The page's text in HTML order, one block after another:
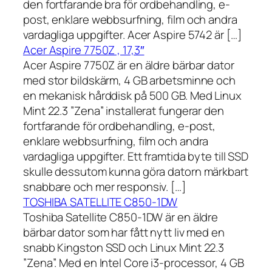
den fortfarande bra för ordbehandling, e-
post, enklare webbsurfning, film och andra
vardagliga uppgifter. Acer Aspire 5742 är […]
Acer Aspire 7750Z , 17,3″
Acer Aspire 7750Z är en äldre bärbar dator
med stor bildskärm, 4 GB arbetsminne och
en mekanisk hårddisk på 500 GB. Med Linux
Mint 22.3 ”Zena” installerat fungerar den
fortfarande för ordbehandling, e-post,
enklare webbsurfning, film och andra
vardagliga uppgifter. Ett framtida byte till SSD
skulle dessutom kunna göra datorn märkbart
snabbare och mer responsiv. […]
TOSHIBA SATELLITE C850-1DW
Toshiba Satellite C850-1DW är en äldre
bärbar dator som har fått nytt liv med en
snabb Kingston SSD och Linux Mint 22.3
”Zena”. Med en Intel Core i3-processor, 4 GB